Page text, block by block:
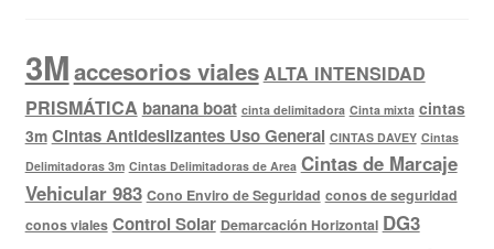
3Maccesorios vialesALTA INTENSIDAD
PRISMÁTICA banana boat cinta delimitadora Cinta mixta cintas
3m Cintas Antideslizantes Uso General CINTAS DAVEY Cintas
Delimitadoras 3m Cintas Delimitadoras de Area Cintas de Marcaje
Vehicular 983 Cono Enviro de Seguridad conos de seguridad
conos viales Control Solar Demarcación Horizontal DG3